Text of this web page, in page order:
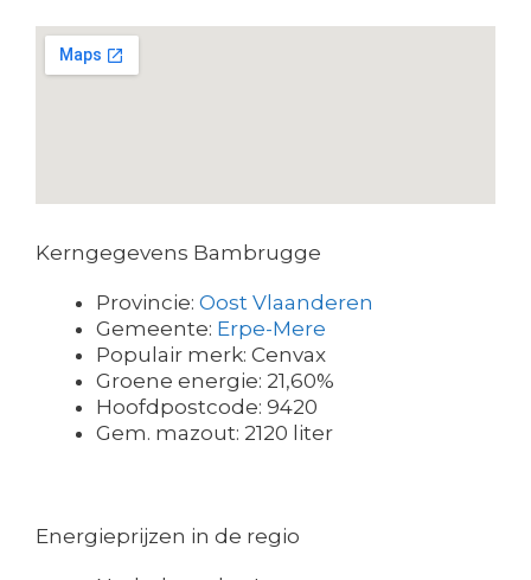
Kerngegevens Bambrugge
Provincie: Oost Vlaanderen
Gemeente: Erpe-Mere
Populair merk: Cenvax
Groene energie: 21,60%
Hoofdpostcode: 9420
Gem. mazout: 2120 liter
Energieprijzen in de regio